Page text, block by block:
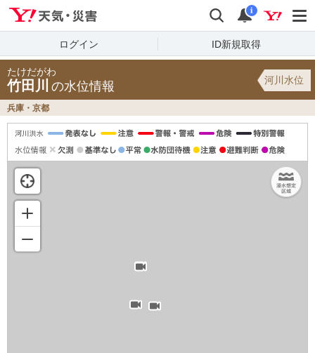
検索 通知
i
ログイン ID新規取得
たけだがわ
竹田川 の水位情報 河川水位
兵庫・京都